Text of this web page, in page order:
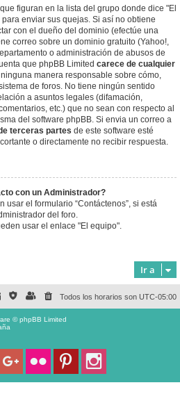
figuran en la lista del grupo donde dice "El
enviar sus quejas. Si así no obtiene
con el dueño del dominio (efectúe una
correo sobre un dominio gratuito (Yahoo!,
o administración de abusos de
que phpBB Limited carece de cualquier
manera responsable sobre cómo,
de foros. No tiene ningún sentido
a asuntos legales (difamación,
etc.) que no sean con respecto al
del software phpBB. Si envia un correo a
terceras partes de este software esté
o directamente no recibir respuesta.
con un Administrador?
usar el formulario “Contáctenos”, si está
del foro.
usar el enlace "El equipo".
Ir a
Todos los horarios son UTC-05:00
© phpBB Limited